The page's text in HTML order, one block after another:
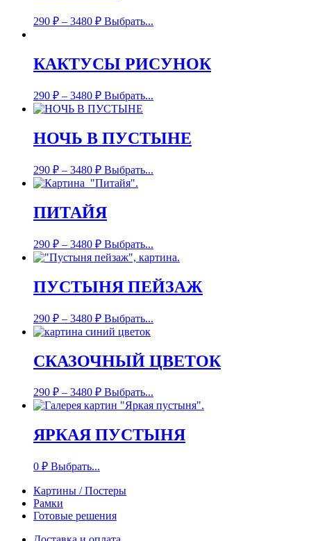
290 ₽ – 3480 ₽ Выбрать...
КАКТУСЫ РИСУНОК
290 ₽ – 3480 ₽ Выбрать...
НОЧЬ В ПУСТЫНЕ
290 ₽ – 3480 ₽ Выбрать...
ПИТАЙЯ
290 ₽ – 3480 ₽ Выбрать...
ПУСТЫНЯ ПЕЙЗАЖ
290 ₽ – 3480 ₽ Выбрать...
СКАЗОЧНЫЙ ЦВЕТОК
290 ₽ – 3480 ₽ Выбрать...
ЯРКАЯ ПУСТЫНЯ
0 ₽ Выбрать...
Картины / Постеры
Рамки
Готовые решения